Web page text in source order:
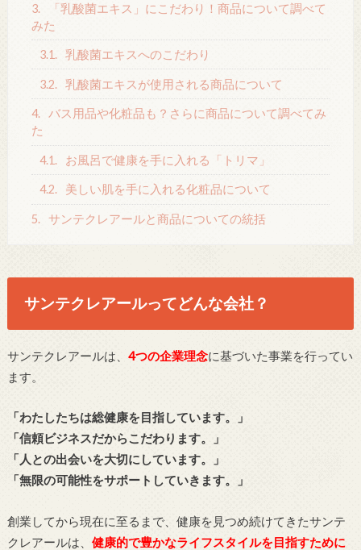
3.
「乳酸菌エキス」にこだわり！商品について調べて
みた
3.1. 乳酸菌エキスへのこだわり
3.2. 乳酸菌エキスが使用される商品について
4. バス用品や化粧品も？さらに商品について調べてみ
た
4.1. お風呂で健康を手に入れる「トリマ」
4.2. 美しい肌を手に入れる化粧品について
5. サンテクレアールと商品についての統括
サンテクレアールってどんな会社？
サンテクレアールは、 4つの企業理念に基づいた事業を行ってい
ます。
「わたしたちは総健康を目指しています。」
「信頼ビジネスだからこだわります。」
「人との出会いを大切にしています。」
「無限の可能性をサポートしていきます。」
創業してから現在に至るまで、健康を見つめ続けてきたサンテ
クレアールは、 健康的で豊かなライフスタイルを目指すために